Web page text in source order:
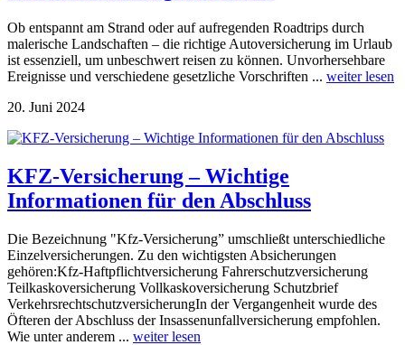
Ob entspannt am Strand oder auf aufregenden Roadtrips durch
malerische Landschaften – die richtige Autoversicherung im Urlaub
ist essenziell, um unbeschwert reisen zu können. Unvorhersehbare
Ereignisse und verschiedene gesetzliche Vorschriften ... weiter lesen
20. Juni 2024
KFZ-Versicherung – Wichtige
Informationen für den Abschluss
Die Bezeichnung "Kfz-Versicherung” umschließt unterschiedliche
Einzelversicherungen. Zu den wichtigsten Absicherungen
gehören:Kfz-Haftpflichtversicherung Fahrerschutzversicherung
Teilkaskoversicherung Vollkaskoversicherung Schutzbrief
VerkehrsrechtschutzversicherungIn der Vergangenheit wurde des
Öfteren der Abschluss der Insassenunfallversicherung empfohlen.
Wie unter anderem ... weiter lesen